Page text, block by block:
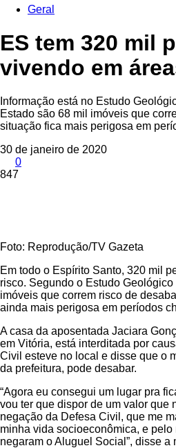
Geral
ES tem 320 mil
vivendo em
Informação está no Estudo
Estado são 68 mil imóveis que
situação fica mais perigosa em
30 de janeiro de 2020
0
847
Foto: Reprodução/TV Gazeta
Em todo o Espírito Santo, 320 mil
risco. Segundo o Estudo Geológico
imóveis que correm risco de
ainda mais perigosa em períodos
A casa da aposentada Jaciara
em Vitória, está interditada por
Civil esteve no local e disse que o
da prefeitura, pode desabar.
“Agora eu consegui um lugar pra
vou ter que dispor de um valor que
negação da Defesa Civil, que me
minha vida socioeconômica, e
negaram o Aluguel Social”, disse a